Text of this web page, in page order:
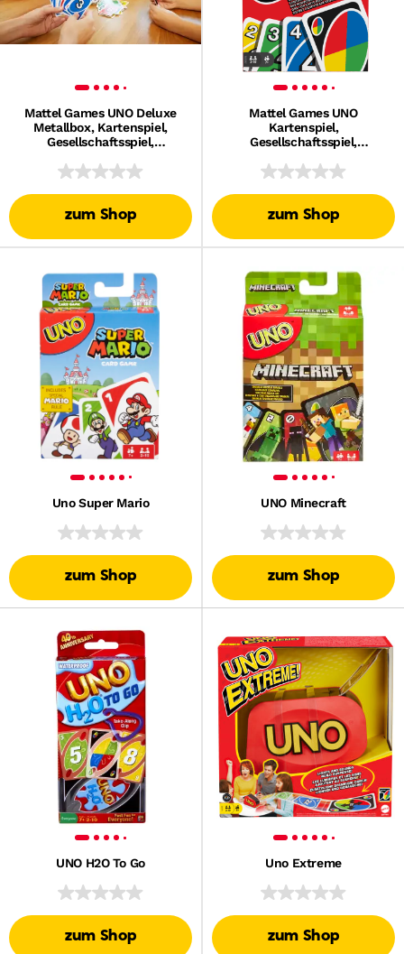
Mattel Games UNO Deluxe
Metallbox, Kartenspiel,
Gesellschaftsspiel,
zum Shop
Mattel Games UNO
Kartenspiel,
Gesellschaftsspiel,
zum Shop
Uno Super Mario
zum Shop
UNO Minecraft
zum Shop
UNO H2O To Go
zum Shop
Uno Extreme
zum Shop